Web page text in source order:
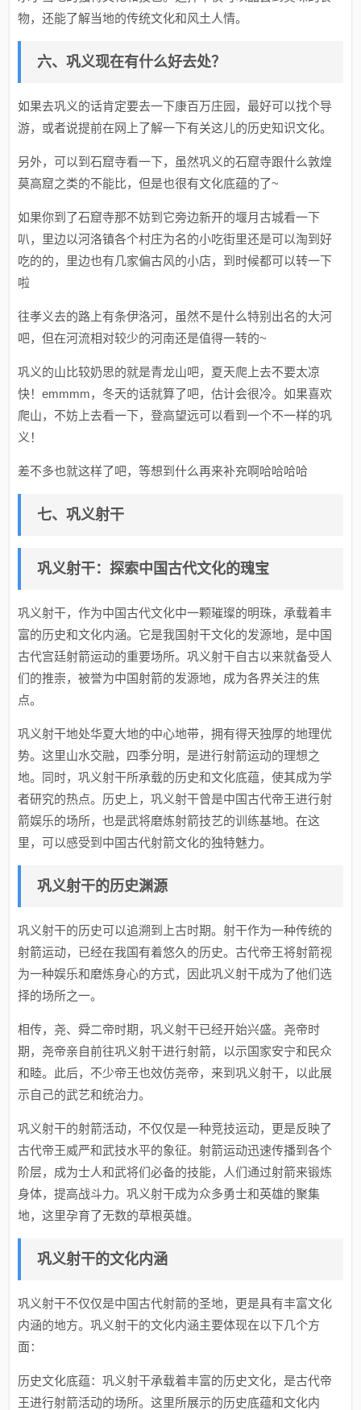
物，还能了解当地的传统文化和风土人情。
六、巩义现在有什么好去处？
如果去巩义的话肯定要去一下康百万庄园，最好可以找个导
游，或者说提前在网上了解一下有关这儿的历史知识文化。
另外，可以到石窟寺看一下，虽然巩义的石窟寺跟什么敦煌
莫高窟之类的不能比，但是也很有文化底蕴的了~
如果你到了石窟寺那不妨到它旁边新开的堰月古城看一下
叭，里边以河洛镇各个村庄为名的小吃街里还是可以淘到好
吃的的，里边也有几家偏古风的小店，到时候都可以转一下
啦
往孝义去的路上有条伊洛河，虽然不是什么特别出名的大河
吧，但在河流相对较少的河南还是值得一转的~
巩义的山比较奶思的就是青龙山吧，夏天爬上去不要太凉
快！emmmm，冬天的话就算了吧，估计会很冷。如果喜欢
爬山，不妨上去看一下，登高望远可以看到一个不一样的巩
义！
差不多也就这样了吧，等想到什么再来补充啊哈哈哈哈
七、巩义射干
巩义射干：探索中国古代文化的瑰宝
巩义射干，作为中国古代文化中一颗璀璨的明珠，承载着丰
富的历史和文化内涵。它是我国射干文化的发源地，是中国
古代宫廷射箭运动的重要场所。巩义射干自古以来就备受人
们的推崇，被誉为中国射箭的发源地，成为各界关注的焦
点。
巩义射干地处华夏大地的中心地带，拥有得天独厚的地理优
势。这里山水交融，四季分明，是进行射箭运动的理想之
地。同时，巩义射干所承载的历史和文化底蕴，使其成为学
者研究的热点。历史上，巩义射干曾是中国古代帝王进行射
箭娱乐的场所，也是武将磨炼射箭技艺的训练基地。在这
里，可以感受到中国古代射箭文化的独特魅力。
巩义射干的历史渊源
巩义射干的历史可以追溯到上古时期。射干作为一种传统的
射箭运动，已经在我国有着悠久的历史。古代帝王将射箭视
为一种娱乐和磨炼身心的方式，因此巩义射干成为了他们选
择的场所之一。
相传，尧、舜二帝时期，巩义射干已经开始兴盛。尧帝时
期，尧帝亲自前往巩义射干进行射箭，以示国家安宁和民众
和睦。此后，不少帝王也效仿尧帝，来到巩义射干，以此展
示自己的武艺和统治力。
巩义射干的射箭活动，不仅仅是一种竞技运动，更是反映了
古代帝王威严和武技水平的象征。射箭运动迅速传播到各个
阶层，成为士人和武将们必备的技能，人们通过射箭来锻炼
身体，提高战斗力。巩义射干成为众多勇士和英雄的聚集
地，这里孕育了无数的草根英雄。
巩义射干的文化内涵
巩义射干不仅仅是中国古代射箭的圣地，更是具有丰富文化
内涵的地方。巩义射干的文化内涵主要体现在以下几个方
面：
历史文化底蕴：巩义射干承载着丰富的历史文化，是古代帝
王进行射箭活动的场所。这里所展示的历史底蕴和文化内